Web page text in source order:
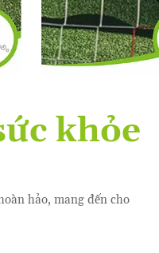
khỏe
hảo, mang đến cho